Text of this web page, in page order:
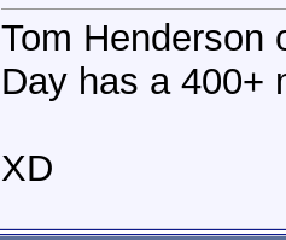
Tom Henderson
Day has a 400+
XD